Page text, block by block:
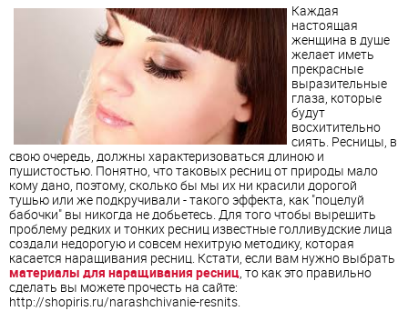
Каждая
настоящая
женщина в душе
желает иметь
прекрасные
выразительные
глаза, которые
будут
восхитительно
сиять. Ресницы, в
свою очередь, должны характеризоваться длиною и
пушистостью. Понятно, что таковых ресниц от природы мало
кому дано, поэтому, сколько бы мы их ни красили дорогой
тушью или же подкручивали - такого эффекта, как "поцелуй
бабочки" вы никогда не добьетесь. Для того чтобы вырешить
проблему редких и тонких ресниц известные голливудские лица
создали недорогую и совсем нехитрую методику, которая
касается наращивания ресниц. Кстати, если вам нужно выбрать
материалы для наращивания ресниц , то как это правильно
сделать вы можете прочесть на сайте:
http://shopiris.ru/narashchivanie-resnits.